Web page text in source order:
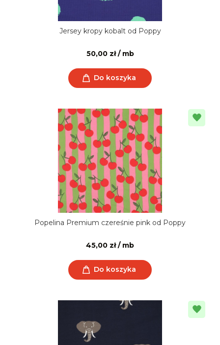
Jersey kropy kobalt od Poppy
50,00 zł / mb
Do koszyka
Popelina Premium czereśnie pink od Poppy
45,00 zł / mb
Do koszyka